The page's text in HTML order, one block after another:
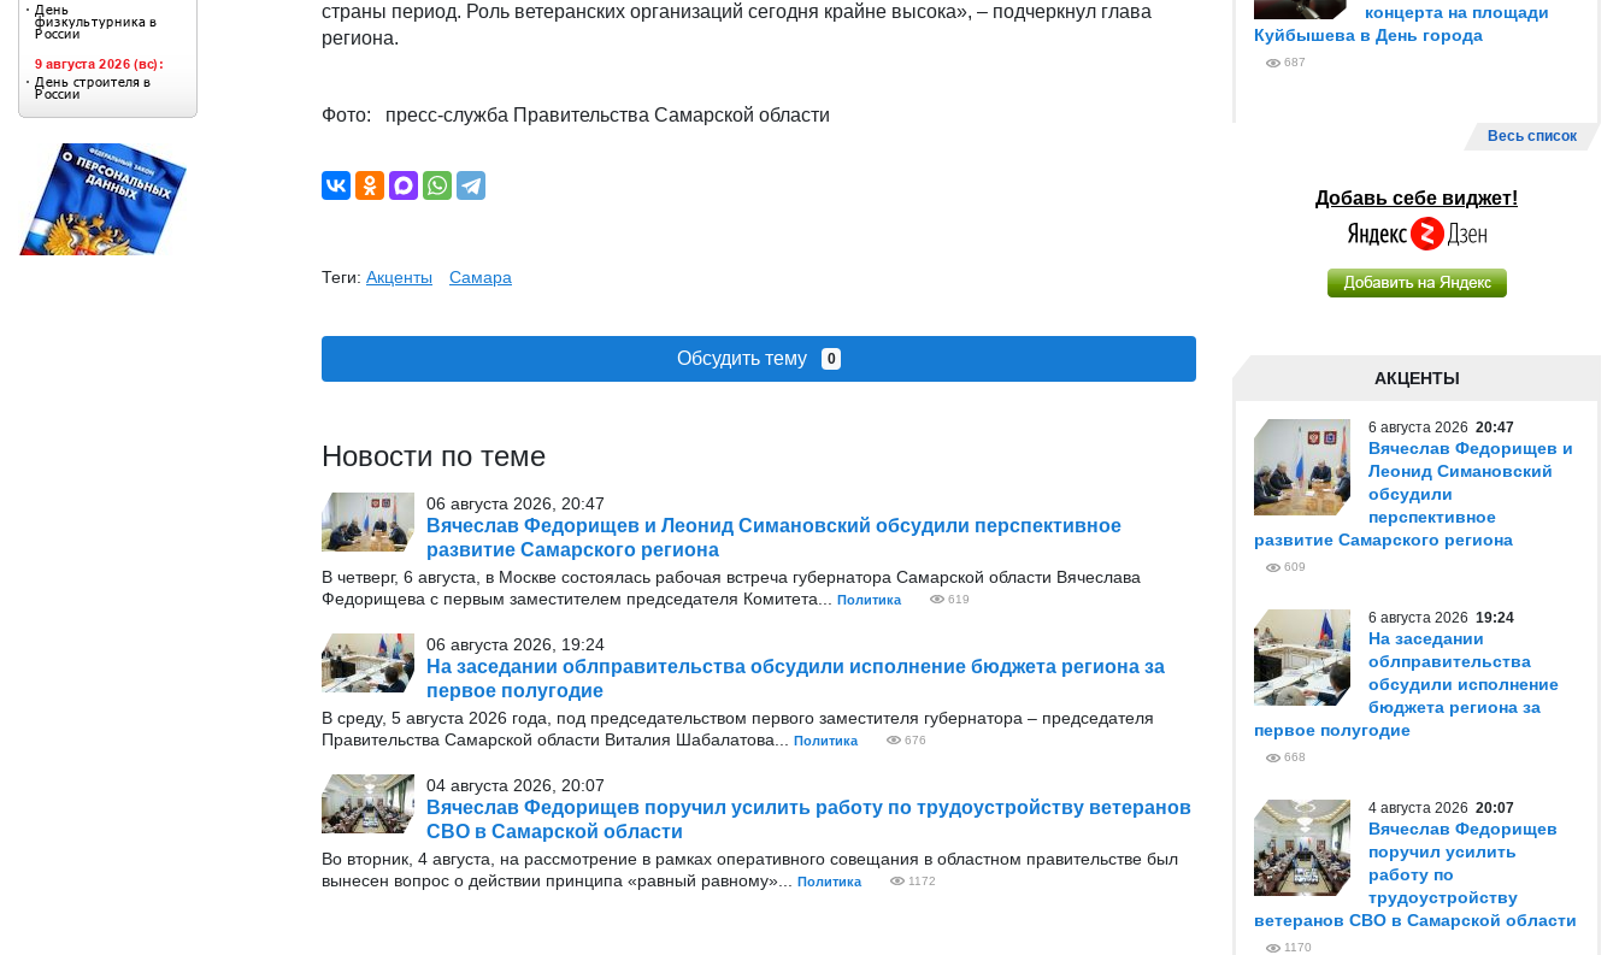
страны период. Роль ветеранских организаций сегодня крайне высока», – подчеркнул глава
региона.
Фото: пресс-служба Правительства Самарской области
Теги: Акценты Самара
Обсудить тему 0
Новости по теме
06 августа 2026, 20:47
Вячеслав Федорищев и Леонид Симановский обсудили перспективное
развитие Самарского региона
В четверг, 6 августа, в Москве состоялась рабочая встреча губернатора Самарской области Вячеслава
Федорищева с первым заместителем председателя Комитета...
Политика 619
06 августа 2026, 19:24
На заседании облправительства обсудили исполнение бюджета региона за
первое полугодие
В среду, 5 августа 2026 года, под председательством первого заместителя губернатора – председателя
Правительства Самарской области Виталия Шабалатова...
Политика 676
04 августа 2026, 20:07
Вячеслав Федорищев поручил усилить работу по трудоустройству ветеранов
СВО в Самарской области
Во вторник, 4 августа, на рассмотрение в рамках оперативного совещания в областном правительстве был
вынесен вопрос о действии принципа «равный равному»...
Политика 1172
концерта на площади
Куйбышева в День города
687
Весь список
Добавь себе виджет!
АКЦЕНТЫ
6 августа 2026 20:47
Вячеслав Федорищев и
Леонид Симановский
обсудили
перспективное
развитие Самарского региона
609
6 августа 2026 19:24
На заседании
облправительства
обсудили исполнение
бюджета региона за
первое полугодие
668
4 августа 2026 20:07
Вячеслав Федорищев
поручил усилить
работу по
трудоустройству
ветеранов СВО в Самарской области
1170